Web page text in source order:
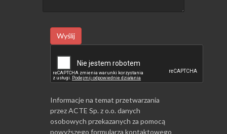
Wyślij
Informacje na temat przetwarzania
przez ACTE Sp. z o.o. danych
osobowych przekazanych za pomocą
powyższego formularza kontaktowego